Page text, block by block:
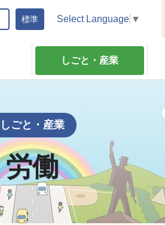
しごと・産業
標準 Select Language ▼
しごと・産業
労働